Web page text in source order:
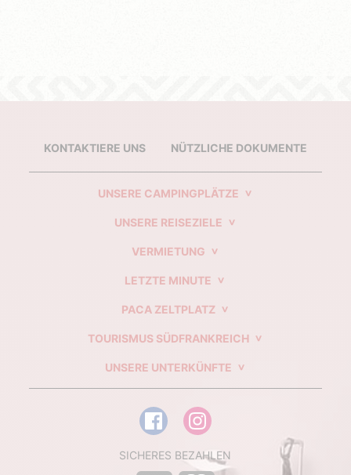
KONTAKTIERE UNS NÜTZLICHE DOKUMENTE
UNSERE CAMPINGPLÄTZE
UNSERE REISEZIELE
VERMIETUNG
LETZTE MINUTE
PACA ZELTPLATZ
TOURISMUS SÜDFRANKREICH
UNSERE UNTERKÜNFTE
SICHERES BEZAHLEN